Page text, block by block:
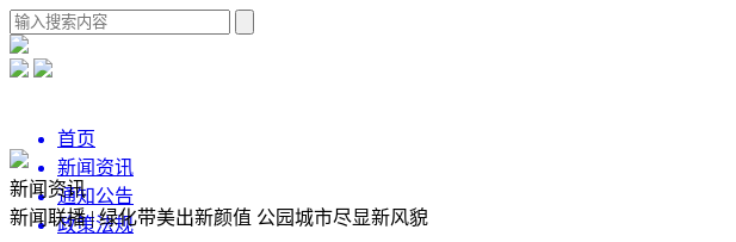
首页
新闻资讯
通知公告
政策法规
新闻资讯
新闻联播 | 绿化带美出新颜值 公园城市尽显新风貌